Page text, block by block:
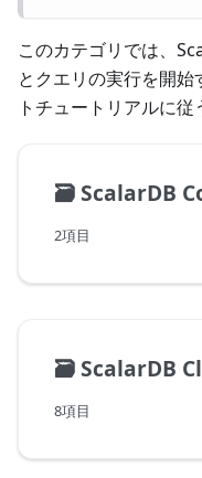
このカテゴリでは、
とクエリの実行を開
トチュートリアルに従
🗃️ScalarDB Core ライ
2項目
🗃️ScalarDB Cluster
8項目